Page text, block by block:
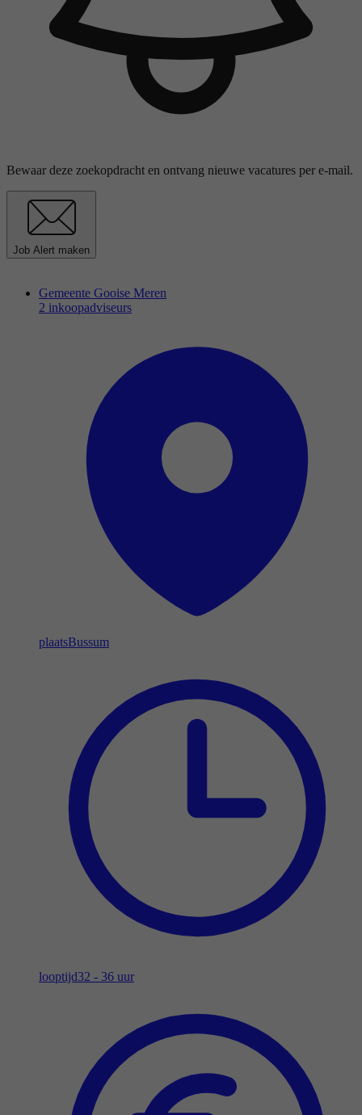
Bewaar deze zoekopdracht en ontvang nieuwe vacatures per e-mail.
Job Alert maken
Gemeente Gooise Meren
2 inkoopadviseurs
plaatsBussum
looptijd32 - 36 uur